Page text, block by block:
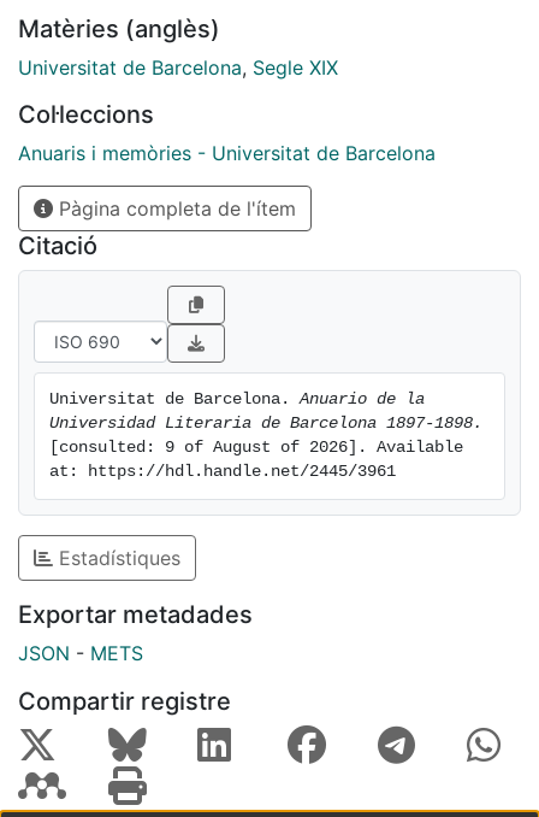
Matèries (anglès)
Universitat de Barcelona, Segle XIX
Col·leccions
Anuaris i memòries - Universitat de Barcelona
Pàgina completa de l'ítem
Citació
Universitat de Barcelona. Anuario de la
Universidad Literaria de Barcelona 1897-1898.
[consulted: 9 of August of 2026]. Available
at: https://hdl.handle.net/2445/3961
Estadístiques
Exportar metadades
JSON - METS
Compartir registre